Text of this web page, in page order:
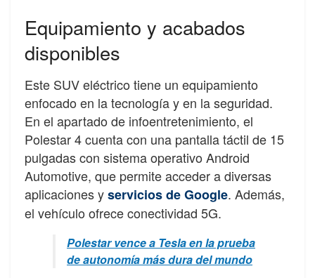
Equipamiento y acabados
disponibles
Este SUV eléctrico tiene un equipamiento
enfocado en la tecnología y en la seguridad.
En el apartado de infoentretenimiento, el
Polestar 4 cuenta con una pantalla táctil de 15
pulgadas con sistema operativo Android
Automotive, que permite acceder a diversas
aplicaciones yservicios de Google. Además,
el vehículo ofrece conectividad 5G.
Polestar vence a Tesla en la prueba
de autonomía más dura del mundo